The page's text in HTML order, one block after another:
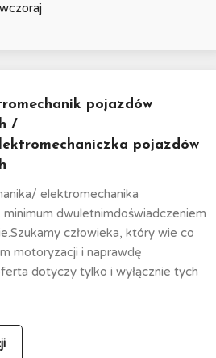
pojazdów
/
pojazdów
elektromechanika
dwuletnimdoświadczeniem
człowieka, który wie co
motoryzacji i naprawdę
dotyczy tylko i wyłącznie tych